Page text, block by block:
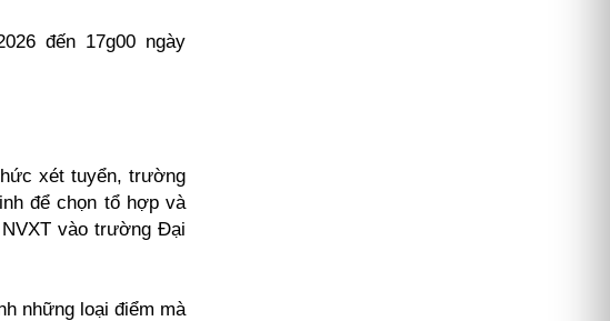
đến 17g00 ngày
xét tuyển, trường
để chọn tổ hợp và
vào trường Đại
những loại điểm mà